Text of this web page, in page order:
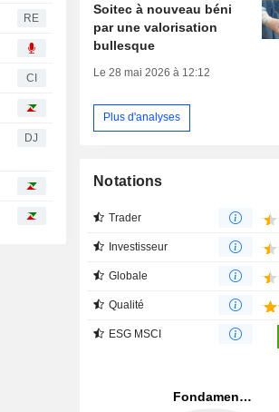
RE
CI
DJ
Soitec à nouveau béni
par une valorisation
bullesque
Le 28 mai 2026 à 12:12
Plus d'analyses
Notations
Trader
Investisseur
Globale
Qualité
ESG MSCI